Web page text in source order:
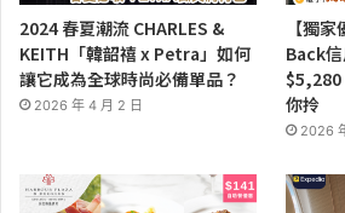
2024 春夏潮流 CHARLES &
KEITH「韓韶禧 x Petra」如何
讓它成為全球時尚必備單品？
2026 年 4 月 2 日
【獨
Back
$5,280
你拎
2026